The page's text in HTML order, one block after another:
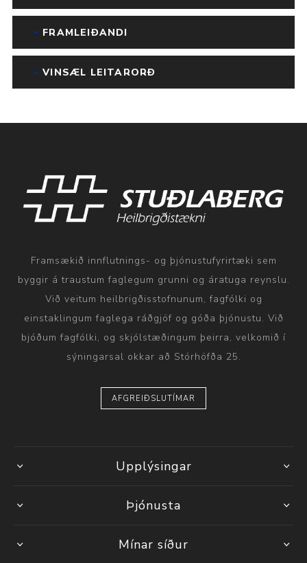
FRAMLEIÐANDI
VINSÆL LEITARORÐ
Framsækið innflutnings- og þjónustufyrirtæki sem
byggir á traustum faglegum grunni og áratuga reynslu.
Við veitum heilbrigðisstofnunum, fagfólki og
einstaklingum faglega ráðgjöf og góða þjónustu. Við
bjóðum fagfólki, og skjólstæðingum þeirra, velkomið í
sýningarsal okkar að Stórhöfða 25.
AFGREIÐSLUTÍMAR
Upplýsingar
Þjónusta
Mínar síður